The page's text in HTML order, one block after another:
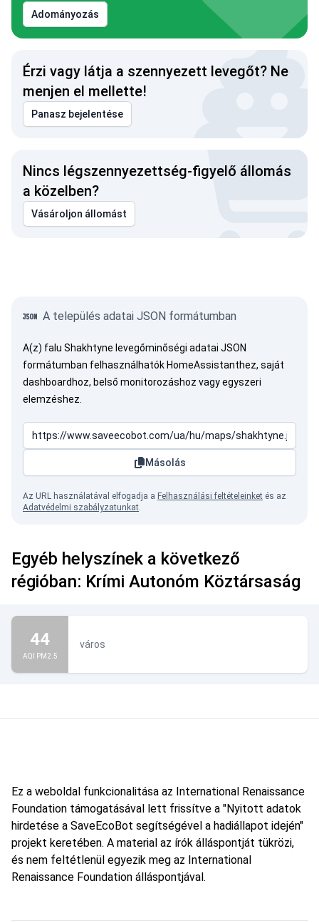
Adományozás
Érzi vagy látja a szennyezett levegőt? Ne
menjen el mellette!
Panasz bejelentése
Nincs légszennyezettség-figyelő állomás
a közelben?
Vásároljon állomást
A település adatai JSON formátumban
A(z) falu Shakhtyne levegőminőségi adatai JSON
formátumban felhasználhatók HomeAssistanthez, saját
dashboardhoz, belső monitorozáshoz vagy egyszeri
elemzéshez.
Másolás
Az URL használatával elfogadja a Felhasználási feltételeinket és az
Adatvédelmi szabályzatunkat.
Egyéb helyszínek a következő
régióban: Krími Autonóm Köztársaság
44
AQI PM2.5
város
Ez a weboldal funkcionalitása az International Renaissance
Foundation támogatásával lett frissítve a "Nyitott adatok
hirdetése a SaveEcoBot segítségével a hadiállapot idején"
projekt keretében. A material az írók álláspontját tükrözi,
és nem feltétlenül egyezik meg az International
Renaissance Foundation álláspontjával.